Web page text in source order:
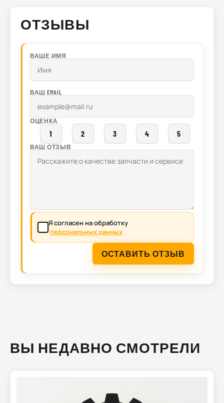
ОТЗЫВЫ
ВАШЕ ИМЯ
ВАШ EMAIL
ОЦЕНКА
1 2 3 4 5
ВАШ ОТЗЫВ
Я согласен на обработку
персональных данных
ОСТАВИТЬ ОТЗЫВ
ВЫ НЕДАВНО СМОТРЕЛИ